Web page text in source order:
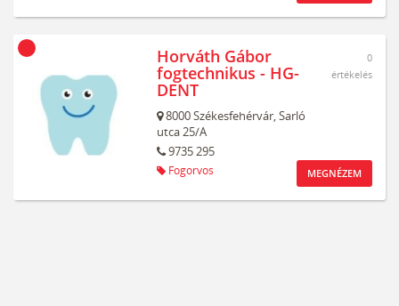
Horváth Gábor
fogtechnikus - HG-
DENT
8000Székesfehérvár,Sarló
utca 25/A
9735 295
Fogorvos
0
értékelés
MEGNÉZEM